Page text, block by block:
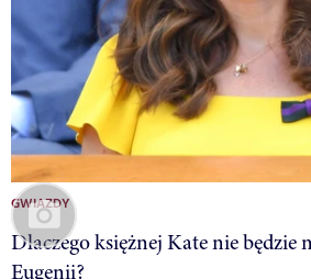
GWIAZDY
Dlaczego księżnej Kate nie będzie
Eugenii?